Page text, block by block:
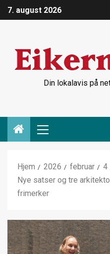
7. august 2026
Din lokalavis på
Hjem 2026 februar
4
Nye satser og tre
frimerker